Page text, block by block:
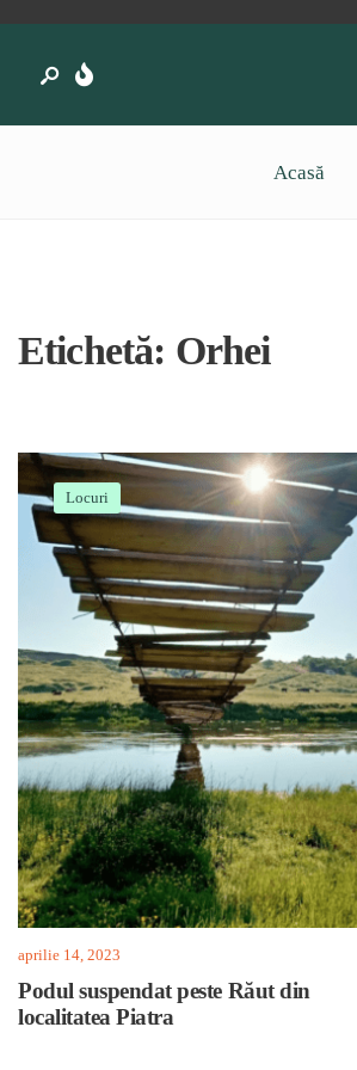
Acasă
Etichetă: Orhei
Locuri
aprilie 14, 2023
Podul suspendat peste Răut din
localitatea Piatra